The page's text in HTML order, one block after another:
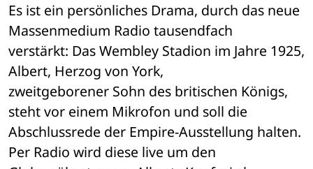
Es ist ein persönliches Drama, durch das neue
Massenmedium Radio tausendfach
verstärkt: Das Wembley Stadion im Jahre 1925,
Albert, Herzog von York,
zweitgeborener Sohn des britischen Königs,
steht vor einem Mikrofon und soll die
Abschlussrede der Empire-Ausstellung halten.
Per Radio wird diese live um den